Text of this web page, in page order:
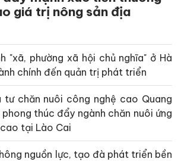
giá trị nông sản địa
"xã, phường xã hội chủ nghĩa" ở Hà
chính đến quản trị phát triển
chăn nuôi công nghệ cao Quang
thúc đẩy ngành chăn nuôi ứng
tại Lào Cai
nguồn lực, tạo đà phát triển bền